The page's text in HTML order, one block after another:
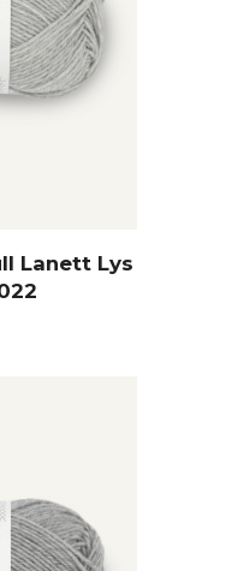
Lanett Lys